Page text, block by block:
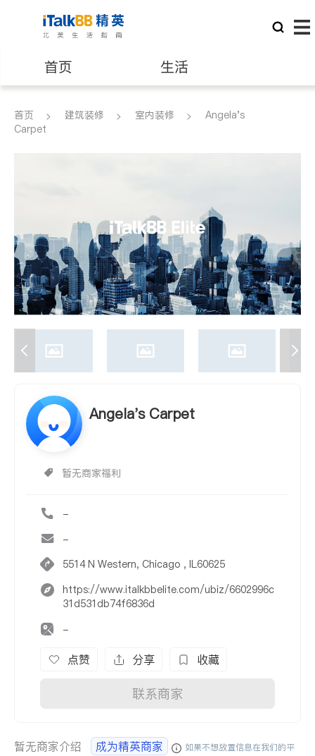
首页 生活
医生 律师
养老 非盈利组织
首页 建筑装修 室内装修
Angela's
Carpet
Angela's Carpet
暂无商家福利
-
-
5514 N Western, Chicago , IL60625
https://www.italkbbelite.com/ubiz/6602996c
31d531db74f6836d
-
点赞 分享 收藏
联系商家
暂无商家介绍 成为精英商家
如果不想放置信息在我们的平